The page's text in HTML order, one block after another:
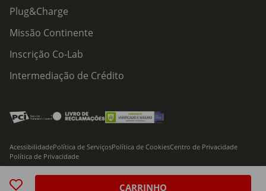
CARRINHO
Plug&Charge
Missão Continente
Inscrição Co-Lab
Intermediação de Crédito
© 2026 Modelo Continente Hipermercados, S.A. Todos os direitos reservados
AcessibilidadePolítica de ServiçosPolítica de CookiesCentro de Privacidade
Política de Privacidade